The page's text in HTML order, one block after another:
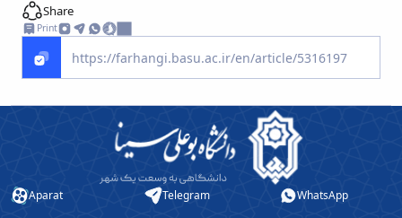
Share
Print
Aparat Telegram WhatsApp